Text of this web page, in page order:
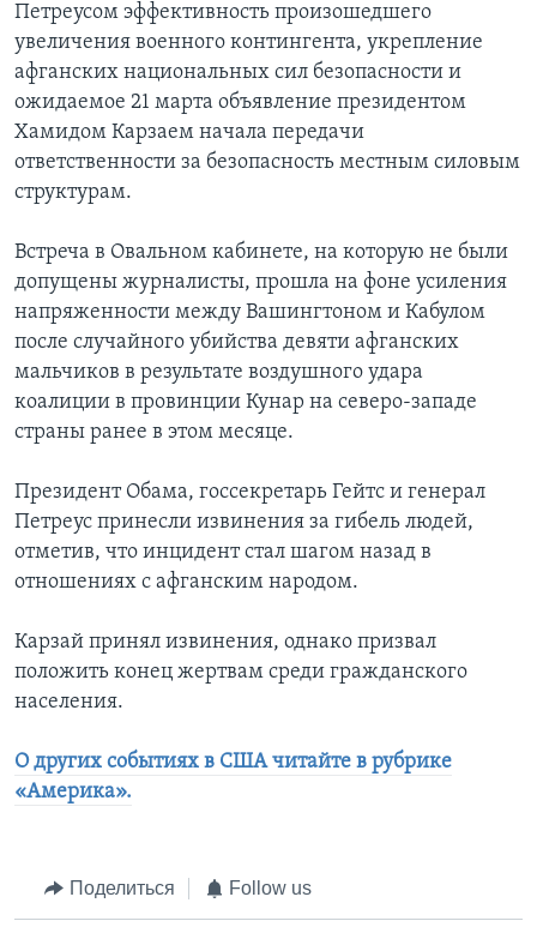
Петреусом эффективность произошедшего
увеличения военного контингента, укрепление
афганских национальных сил безопасности и
ожидаемое 21 марта объявление президентом
Хамидом Карзаем начала передачи
ответственности за безопасность местным силовым
структурам.
Встреча в Овальном кабинете, на которую не были
допущены журналисты, прошла на фоне усиления
напряженности между Вашингтоном и Кабулом
после случайного убийства девяти афганских
мальчиков в результате воздушного удара
коалиции в провинции Кунар на северо-западе
страны ранее в этом месяце.
Президент Обама, госсекретарь Гейтс и генерал
Петреус принесли извинения за гибель людей,
отметив, что инцидент стал шагом назад в
отношениях с афганским народом.
Карзай принял извинения, однако призвал
положить конец жертвам среди гражданского
населения.
О других событиях в США читайте в рубрике
«Америка».
Поделиться Follow us